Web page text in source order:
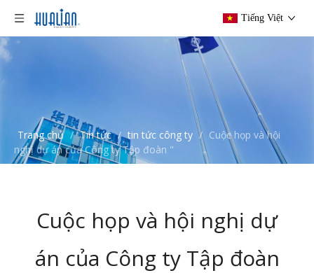
Tiếng Việt
Trang chủ / Tin tức / tin tức công ty / Cuộc họp và hội
nghị dự án của Công ty Tập đoàn "
Cuộc họp và hội nghị dự
án của Công ty Tập đoàn